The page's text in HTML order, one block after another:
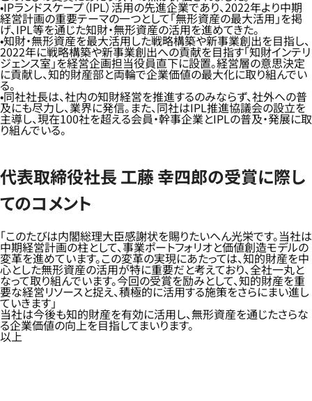
IPランドスケープ（IPL）活用の先進企業であり、2022年より中期
経営計画の重要テーマの一つとして「無形資産の最大活用」を掲
げ、IPL等を通じた知財・無形資産の活用を進めてきた。
知財・無形資産を最大活用した戦略構築や新事業創出を目指し、
2022年に戦略構築や新事業創出への貢献を目指す「知財インテリ
ジェンス室」を経営企画担当役員直下に設置。経営層の意思決定
に貢献し、知的財産部と両輪で企業価値の最大化に取り組んでい
る。
同社社長は、社内の知財経営を推進するのみならず、社外への普
及にも尽力し、業界に発信。また、同社はIPL推進協議会の設立を
主導し、現在100社を超える会員・幹事企業とIPLの普及・発展に取
り組んでいる。
代表取締役社長 工藤 幸四郎の受賞に際し
てのコメント
「このたびは内閣総理大臣感謝状を賜りたいへん光栄です。当社は
中期経営計画の柱として、事業ポートフォリオと価値創造モデルの
変革を進めています。この変革の実現にあたっては、知的財産を中
心とした無形資産の活用が特に重要だと考えており、全社一丸と
なって取り組んでいます。今回の受賞を励みとして、知的財産を重
要な経営リソースと捉え、積極的に活用する施策をさらにまい進し
ていきます」
当社は今後も知的財産を有効に活用し、無形資産を通じたさらな
る企業価値の向上を目指してまいります。
以上